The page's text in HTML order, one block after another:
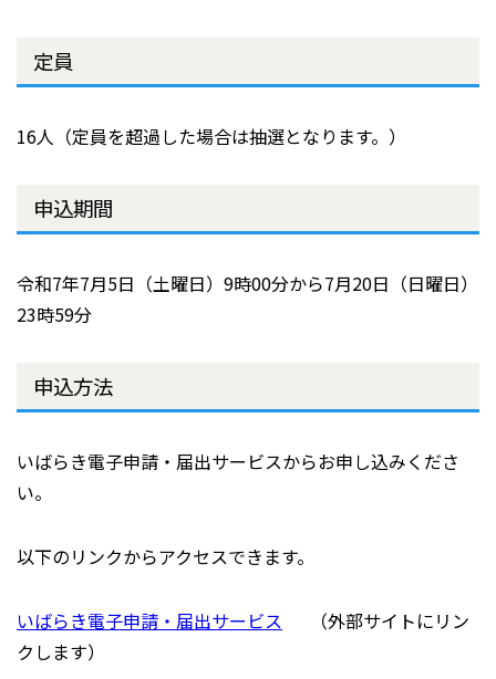
定員
16人（定員を超過した場合は抽選となります。）
申込期間
令和7年7月5日（土曜日）9時00分から7月20日（日曜日）
23時59分
申込方法
いばらき電子申請・届出サービスからお申し込みくださ
い。
以下のリンクからアクセスできます。
いばらき電子申請・届出サービス
（外部サイトにリン
クします）